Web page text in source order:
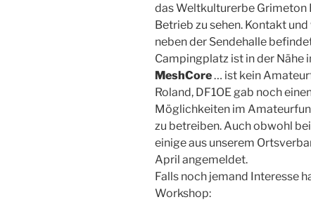
das Weltkulturerbe Grimeton
Betrieb zu sehen. Kontakt
neben der Sendehalle
Campingplatz ist in der Nähe
MeshCore… ist kein
Roland, DF1OE gab noch
Möglichkeiten im
zu betreiben. Auch obwohl
einige aus unserem
April angemeldet.
Falls noch jemand Interesse
Workshop: